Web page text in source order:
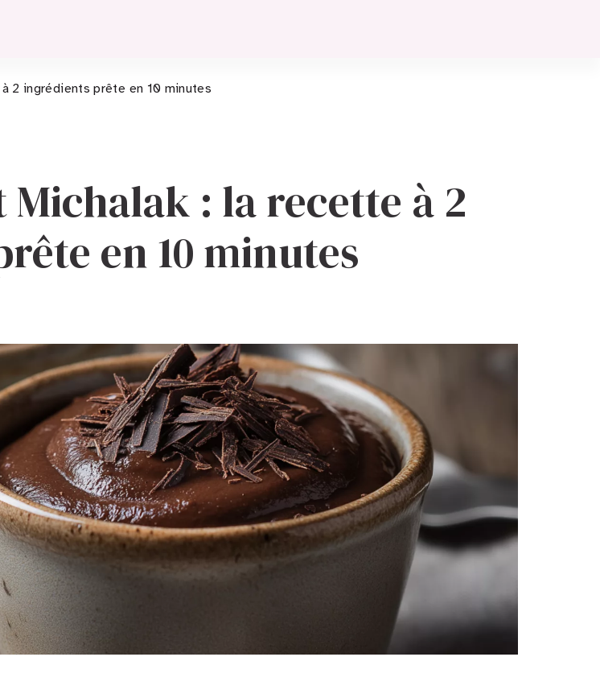
2 ingrédients prête en 10 minutes
: la recette à 2
en 10 minutes